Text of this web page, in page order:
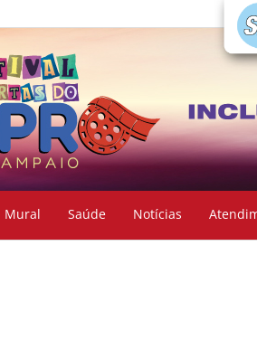
Mural Saúde Notícias